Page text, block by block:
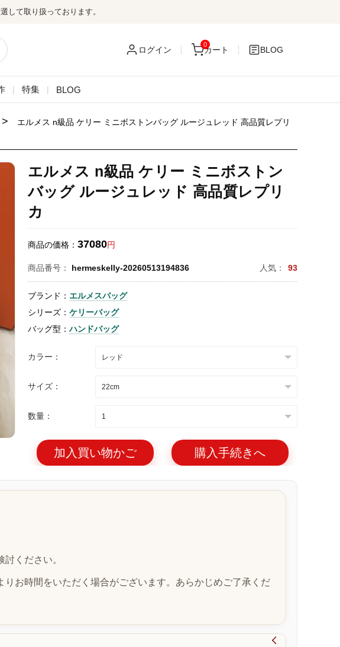
して取り扱っております。
ログイン
0
カート BLOG
| 特集 | BLOG
>
エルメス n級品 ケリー ミニボストンバッグ ルージュレッド 高品質レプリ
エルメス n級品 ケリー ミニボストン
バッグ ルージュレッド 高品質レプリ
カ
商品の価格： 37080円
商品番号： hermeskelly-20260513194836 人気： 93
ブランド： エルメスバッグ
シリーズ： ケリーバッグ
バッグ型：ハンドバッグ
カラー：
サイズ：
数量：
加入買い物かご 購入手続きへ
ください。
お時間をいただく場合がございます。あらかじめご了承くだ
